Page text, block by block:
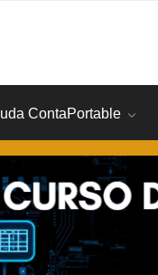
ContaPortable